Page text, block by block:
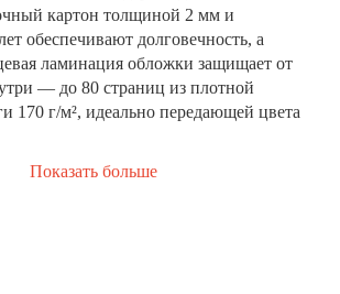
картон толщиной 2 мм и
обеспечивают долговечность, а
ламинация обложки защищает от
— до 80 страниц из плотной
170 г/м², идеально передающей цвета
Показать больше